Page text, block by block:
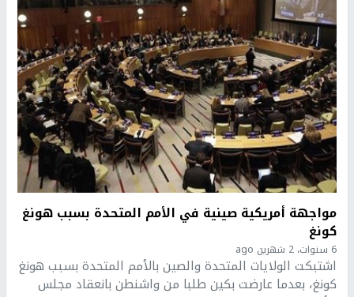
مواجهة أمريكية صينية في الأمم المتحدة بسبب هونغ
كونغ
6 سنوات، 2 شهرين ago
اشتبكت الولايات المتحدة والصين بالأمم المتحدة بسبب هونغ
كونغ، بعدما عارضت بكين طلبا من واشنطن بانعقاد مجلس